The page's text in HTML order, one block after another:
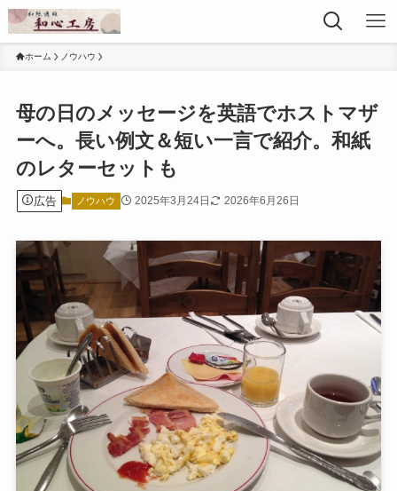
ホーム ノウハウ
母の日のメッセージを英語でホストマザ
ーへ。長い例文＆短い一言で紹介。和紙
のレターセットも
広告 ノウハウ 2025年3月24日 2026年6月26日